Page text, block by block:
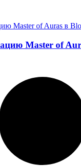
Master of